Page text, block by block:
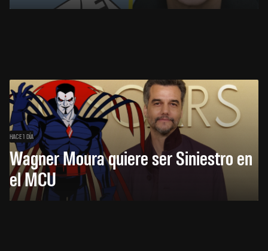
HACE 1 DÍA
Wagner Moura quiere ser Siniestro en
el MCU